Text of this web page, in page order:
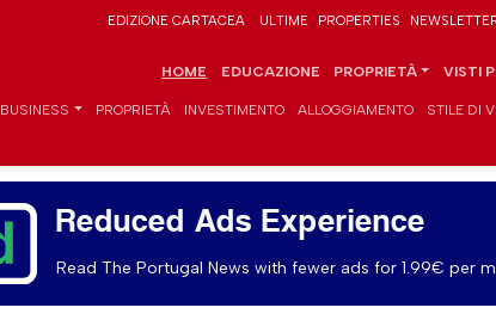
EDIZIONE CARTACEA ULTIME PROPERTIES
HOME EDUCAZIONE PROPRIETÀ VISTI
BUSINESS PROPRIETÀ INVESTIMENTO ALLOGGIAMENTO STILE DI
Reduced Ads Experience
Read The Portugal News with fewer ads for 1.99€ per